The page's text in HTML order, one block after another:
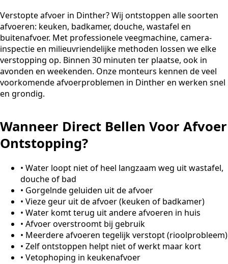
Verstopte afvoer in Dinther? Wij ontstoppen alle soorten
afvoeren: keuken, badkamer, douche, wastafel en
buitenafvoer. Met professionele veegmachine, camera-
inspectie en milieuvriendelijke methoden lossen we elke
verstopping op. Binnen 30 minuten ter plaatse, ook in
avonden en weekenden. Onze monteurs kennen de veel
voorkomende afvoerproblemen in Dinther en werken snel
en grondig.
Wanneer Direct Bellen Voor Afvoer
Ontstopping?
• Water loopt niet of heel langzaam weg uit wastafel,
douche of bad
• Gorgelnde geluiden uit de afvoer
• Vieze geur uit de afvoer (keuken of badkamer)
• Water komt terug uit andere afvoeren in huis
• Afvoer overstroomt bij gebruik
• Meerdere afvoeren tegelijk verstopt (rioolprobleem)
• Zelf ontstoppen helpt niet of werkt maar kort
• Vetophoping in keukenafvoer